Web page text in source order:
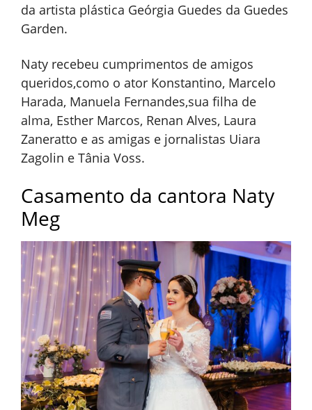
da artista plástica Geórgia Guedes da Guedes
Garden.
Naty recebeu cumprimentos de amigos
queridos,como o ator Konstantino, Marcelo
Harada, Manuela Fernandes,sua filha de
alma, Esther Marcos, Renan Alves, Laura
Zaneratto e as amigas e jornalistas Uiara
Zagolin e Tânia Voss.
Casamento da cantora Naty
Meg